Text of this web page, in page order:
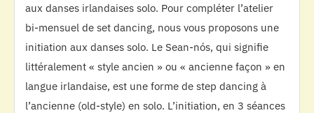
aux danses irlandaises solo. Pour compléter l’atelier
bi-mensuel de set dancing, nous vous proposons une
initiation aux danses solo. Le Sean-nós, qui signifie
littéralement « style ancien » ou « ancienne façon » en
langue irlandaise, est une forme de step dancing à
l’ancienne (old-style) en solo. L’initiation, en 3 séances